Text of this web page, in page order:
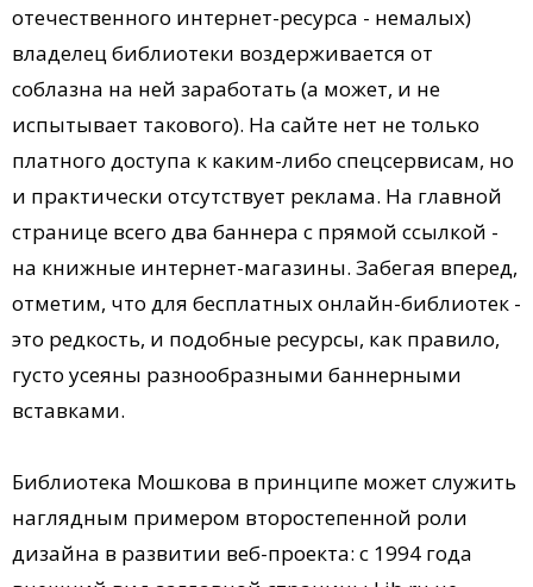
отечественного интернет-ресурса - немалых)
владелец библиотеки воздерживается от
соблазна на ней заработать (а может, и не
испытывает такового). На сайте нет не только
платного доступа к каким-либо спецсервисам, но
и практически отсутствует реклама. На главной
странице всего два баннера с прямой ссылкой -
на книжные интернет-магазины. Забегая вперед,
отметим, что для бесплатных онлайн-библиотек -
это редкость, и подобные ресурсы, как правило,
густо усеяны разнообразными баннерными
вставками.
Библиотека Мошкова в принципе может служить
наглядным примером второстепенной роли
дизайна в развитии веб-проекта: с 1994 года